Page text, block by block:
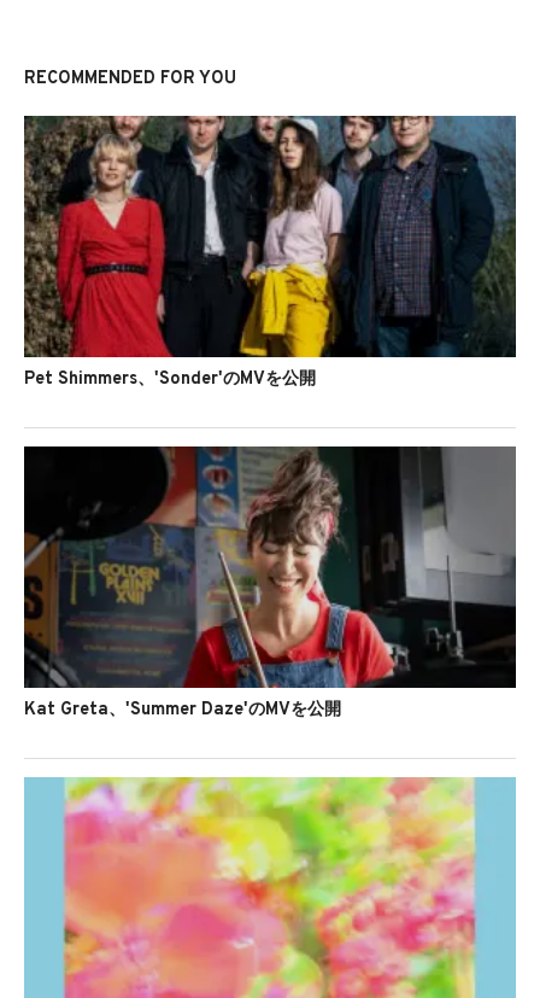
RECOMMENDED FOR YOU
Pet Shimmers、'Sonder'のMVを公開
Kat Greta、'Summer Daze'のMVを公開